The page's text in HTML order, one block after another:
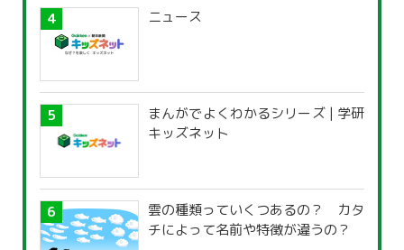
ニュース
まんがでよくわかるシリーズ | 学研
キッズネット
雲の種類っていくつあるの？ カタ
チによって名前や特徴が違うの？